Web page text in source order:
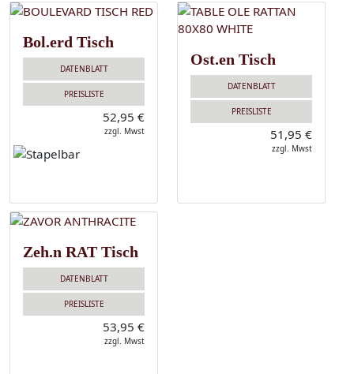
Bol.erd Tisch
DATENBLATT
PREISLISTE
52,95 €
zzgl. Mwst
Ost.en Tisch
DATENBLATT
PREISLISTE
51,95 €
zzgl. Mwst
Zeh.n RAT Tisch
DATENBLATT
PREISLISTE
53,95 €
zzgl. Mwst